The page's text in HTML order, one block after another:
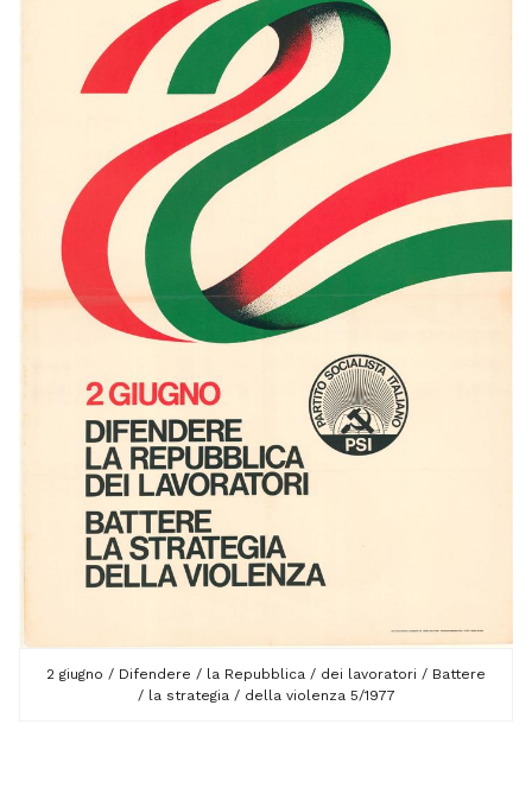
2 giugno / Difendere / la Repubblica / dei lavoratori / Battere
/ la strategia / della violenza 5/1977